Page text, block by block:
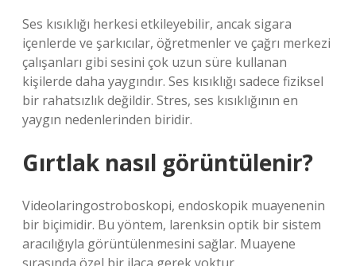
Ses kısıklığı herkesi etkileyebilir, ancak sigara
içenlerde ve şarkıcılar, öğretmenler ve çağrı merkezi
çalışanları gibi sesini çok uzun süre kullanan
kişilerde daha yaygındır. Ses kısıklığı sadece fiziksel
bir rahatsızlık değildir. Stres, ses kısıklığının en
yaygın nedenlerinden biridir.
Gırtlak nasıl görüntülenir?
Videolaringostroboskopi, endoskopik muayenenin
bir biçimidir. Bu yöntem, larenksin optik bir sistem
aracılığıyla görüntülenmesini sağlar. Muayene